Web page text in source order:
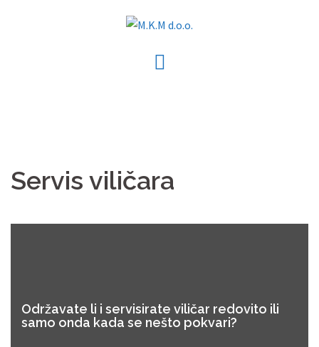
Servis viličara
Održavate li i servisirate viličar redovito ili
samo onda kada se nešto pokvari?